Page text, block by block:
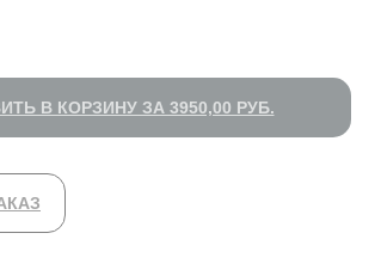
В КОРЗИНУ ЗА 3950,00 РУБ.